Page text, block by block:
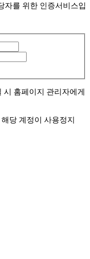
자를 위한 인증서비스입
홈페이지 관리자에게
당 계정이 사용정지